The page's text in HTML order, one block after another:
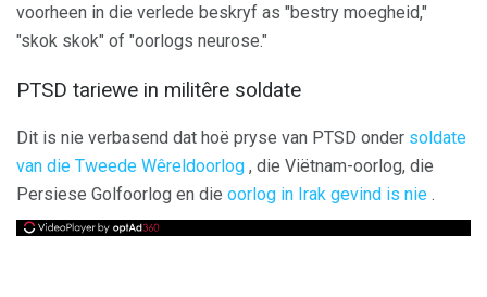
voorheen in die verlede beskryf as "bestry moegheid,"
"skok skok" of "oorlogs neurose."
PTSD tariewe in militêre soldate
Dit is nie verbasend dat hoë pryse van PTSD onder soldate
van die Tweede Wêreldoorlog , die Viëtnam-oorlog, die
Persiese Golfoorlog en die oorlog in Irak gevind is nie .